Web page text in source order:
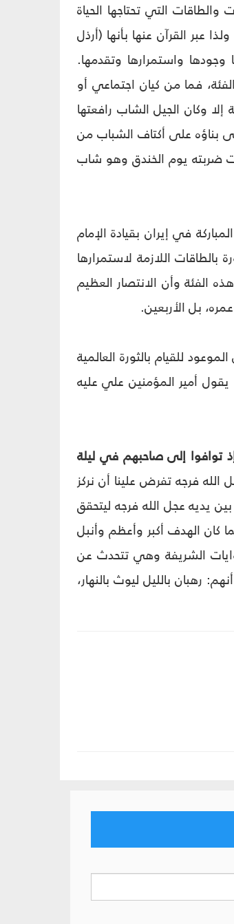
التي تحتاجها الحياة
عبر القرآن عنها بأنها (أرذل
واستمرارها وتقدمها.
فما من كيان اجتماعي أو
وكان الجيل الشاب رافعتها
بناؤه على أكتاف الشباب من
ضربته يوم الخندق وهو شاب
في إيران بقيادة الإمام
اللازمة لاستمرارها
الفئة وأن الانتصار العظيم
بل الأربعين.
للقيام بالثورة العالمية
أمير المؤمنين علي عليه
توافوا إلى صاحبهم في ليلة
فرجه تفرض علينا أن نركز
بين يديه عجل الله فرجه ليتحقق
كان الهدف أكبر وأعظم وأنبل
الشريفة وهي تتحدث عن
رهبان بالليل ليوث بالنهار،